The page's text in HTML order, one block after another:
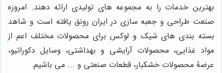
بهترین خدمات را به مجموعه های تولیدی ارائه دهند. امروزه
صنعت طراحی و جعبه سازی در ایران رونق یافته است و شاهد
بسته بندی های شیک و لوکس برای محصولات مختلف اعم از
مواد غذایی، محصولات آرایشی و بهداشتی، وسایل دکوراتیو،
عرضۀ محصولات خشکبار، قطعات صنعتی و ... می باشیم.